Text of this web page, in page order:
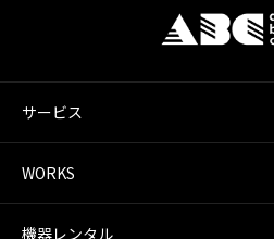
サービス
WORKS
機器レンタル